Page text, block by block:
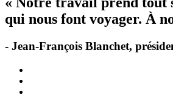
qui nous font voyager. À
- Jean-François Blanchet,